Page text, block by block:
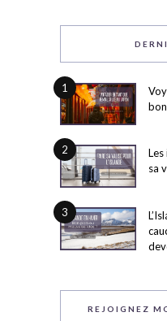
1
2
sa
3
REJOIGNEZ